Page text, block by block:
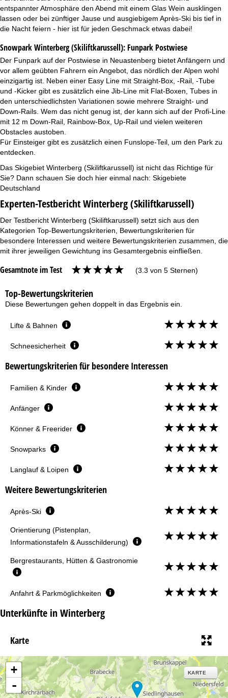
entspannter Atmosphäre den Abend mit einem Glas Wein ausklingen
lassen oder bei zünftiger Jause und ausgiebigem Après-Ski bis tief in
die Nacht feiern - hier ist für jeden Geschmack etwas dabei!
Snowpark Winterberg (Skiliftkarussell): Funpark Postwiese
Der Funpark auf der Postwiese in Neuastenberg bietet Anfängern und
vor allem geübten Fahrern ein Angebot, das nördlich der Alpen wohl
einzigartig ist. Neben einer Easy Line mit Straight-Box, -Rail, -Tube
und -Kicker gibt es zusätzlich eine Jib-Line mit Flat-Boxen, Tubes in
den unterschiedlichsten Variationen sowie mehrere Straight- und
Down-Rails. Wem das nicht genug ist, der kann sich auf der Profi-Line
mit 12 m Down-Rail, Rainbow-Box, Up-Rail und vielen weiteren
Obstacles austoben.
Für Einsteiger gibt es zusätzlich einen Funslope-Teil, um den Park zu
entdecken.
Das Skigebiet Winterberg (Skiliftkarussell) ist nicht das Richtige für
Sie? Dann schauen Sie doch hier einmal nach: Skigebiete
Deutschland
Experten-Testbericht Winterberg (Skiliftkarussell)
Der Testbericht Winterberg (Skiliftkarussell) setzt sich aus den
Kategorien Top-Bewertungskriterien, Bewertungskriterien für
besondere Interessen und weitere Bewertungskriterien zusammen, die
mit ihrer jeweiligen Gewichtung ins Gesamtergebnis einfließen.
Gesamtnote im Test (3.3 von 5 Sternen)
Top-Bewertungskriterien
Diese Bewertungen gehen doppelt in das Ergebnis ein.
Lifte & Bahnen
Schneesicherheit
Bewertungskriterien für besondere Interessen
Familien & Kinder
Anfänger
Könner & Freerider
Snowparks
Langlauf & Loipen
Weitere Bewertungskriterien
Après-Ski
Orientierung (Pistenplan,
Informationstafeln & Ausschilderung)
Bergrestaurants, Hütten & Gastronomie
Anfahrt & Parkmöglichkeiten
Unterkünfte in Winterberg
Karte
+
-
KARTE